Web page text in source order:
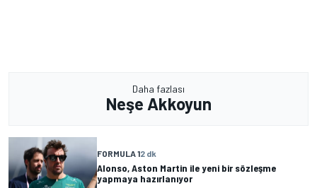
Daha fazlası
Neşe Akkoyun
FORMULA 12 dk
Alonso, Aston Martin ile yeni bir sözleşme
yapmaya hazırlanıyor